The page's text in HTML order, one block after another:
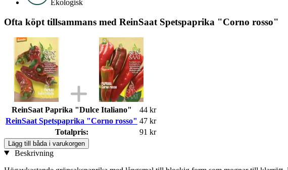
Ekologisk
Ofta köpt tillsammans med ReinSaat Spetspaprika "Corno rosso"
ReinSaat Paprika "Dulce Italiano"
44 kr
ReinSaat Spetspaprika "Corno rosso" 47 kr
Totalpris:
91 kr
Lägg till båda i varukorgen
Beskrivning